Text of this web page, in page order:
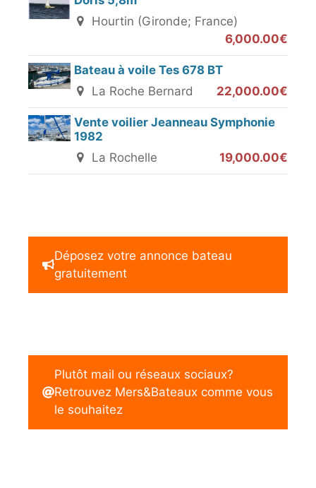
Hourtin (Gironde; France)
6,000.00€
Bateau à voile Tes 678 BT
La Roche Bernard
22,000.00€
Vente voilier Jeanneau Symphonie
1982
La Rochelle
19,000.00€
Déposez votre annonce bateau
gratuitement
Plutôt mail ou réseaux sociaux?
Retrouvez Mers&Bateaux comme vous
le souhaitez